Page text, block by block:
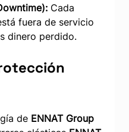
Cada
fuera de servicio
dinero perdido.
de ENNAT Group